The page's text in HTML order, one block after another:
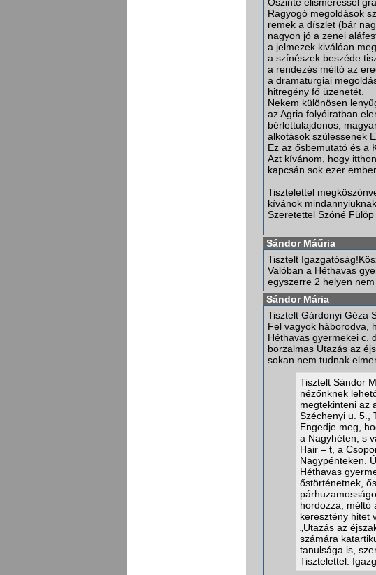
Ragyogó megoldások
remek a díszlet (bár
nagyon jó a zenei
a jelmezek kiválóan
a színészek beszéde
a rendezés méltó az
a dramaturgiai
hitregény fő üzenetét.
Nekem különösen
az Agria folyóiratban
bérlettulajdonos,
alkotások szülessenek
Ez az ősbemutató és a
Azt kívánom, hogy
kapcsán sok ezer
Tisztelettel
kívánok
Szeretettel Szóné Fülöp
Sándor Máűria
Tisztelt
Valóban a Héthavas
egyszerre 2 helyen
Sándor Mária
Tisztelt Gárdonyi Géza
Fel vagyok háborodva,
Héthavas gyermekei c.
borzalmas Utazás az
sokan nem tudnak
Tisztelt Sándor
nézőnknek
megtekinteni az
Széchenyi u. 5.,
Engedje meg,
a Nagyhéten, s
Hair – t, a
Nagypénteken.
Héthavas
őstörténetnek,
hordozza, méltó
keresztény hitet
„Utazás az
számára
tanulsága is,
Tisztelettel: